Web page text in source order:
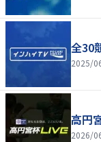
全30
2025/
高円
2026/